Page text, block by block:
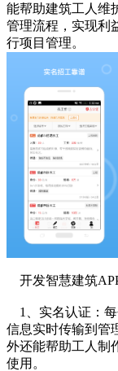
能帮助建筑工人维
管理流程，实现利
行项目管理。
开发智慧建筑
1、实名认证：每
信息实时传输到管
外还能帮助工人制
使用。